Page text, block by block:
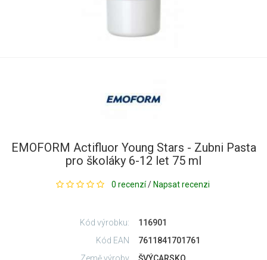
EMOFORM Actifluor Young Stars - Zubni Pasta
pro školáky 6-12 let 75 ml
0 recenzí / Napsat recenzi
Kód výrobku:
116901
Kód EAN
7611841701761